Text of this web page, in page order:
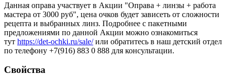
Данная оправа участвует в Акции "Оправа + линзы + работа
мастера от 3000 руб", цена очков будет зависеть от сложности
рецепта и выбранных линз. Подробнее с пакетными
предложениями по данной Акции можно ознакомиться
тут https://det-ochki.ru/sale/или обратитесь в наш детский отдел
по телефону +7(916) 883 0 888 для консультации.
Свойства